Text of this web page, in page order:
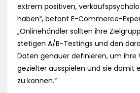
extrem positiven,
haben“, betont E-Commerce-
„Onlinehändler sollten ihre
stetigen A/B-Testings und den
Daten genauer definieren, um ihre
gezielter ausspielen und sie damit
zu können.“